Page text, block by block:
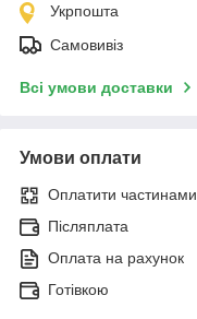
Укрпошта
Самовивіз
Всі умови доставки
Умови оплати
Оплатити частинами
Післяплата
Оплата на рахунок
Готівкою